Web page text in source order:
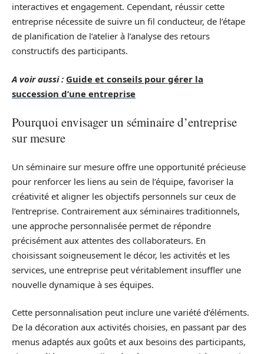
interactives et engagement. Cependant, réussir cette
entreprise nécessite de suivre un fil conducteur, de l’étape
de planification de l’atelier à l’analyse des retours
constructifs des participants.
A voir aussi : Guide et conseils pour gérer la
succession d’une entreprise
Pourquoi envisager un séminaire d’entreprise
sur mesure
Un séminaire sur mesure offre une opportunité précieuse
pour renforcer les liens au sein de l’équipe, favoriser la
créativité et aligner les objectifs personnels sur ceux de
l’entreprise. Contrairement aux séminaires traditionnels,
une approche personnalisée permet de répondre
précisément aux attentes des collaborateurs. En
choisissant soigneusement le décor, les activités et les
services, une entreprise peut véritablement insuffler une
nouvelle dynamique à ses équipes.
Cette personnalisation peut inclure une variété d’éléments.
De la décoration aux activités choisies, en passant par des
menus adaptés aux goûts et aux besoins des participants,